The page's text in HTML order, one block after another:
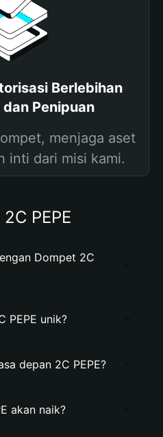
Berlebihan
Penipuan
menjaga aset
inti dari misi kami.
PEPE
Dompet 2C
PEPE unik?
depan 2C PEPE?
akan naik?